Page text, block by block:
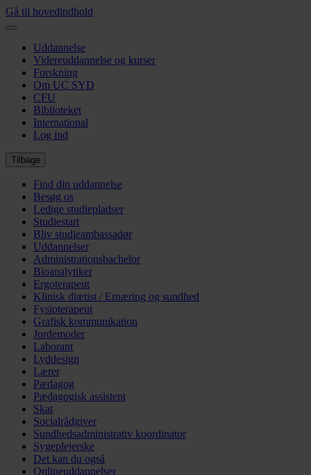
Gå til hovedindhold
Uddannelse
Videreuddannelse og kurser
Forskning
Om UC SYD
CFU
Biblioteket
International
Log ind
Tilbage
Find din uddannelse
Besøg os
Ledige studiepladser
Studiestart
Bliv studieambassadør
Uddannelser
Administrationsbachelor
Bioanalytiker
Ergoterapeut
Klinisk diætist / Ernæring og sundhed
Fysioterapeut
Grafisk kommunikation
Jordemoder
Laborant
Lyddesign
Lærer
Pædagog
Pædagogisk assistent
Skat
Socialrådgiver
Sundhedsadministrativ koordinator
Sygeplejerske
Det kan du også
Onlineuddannelser